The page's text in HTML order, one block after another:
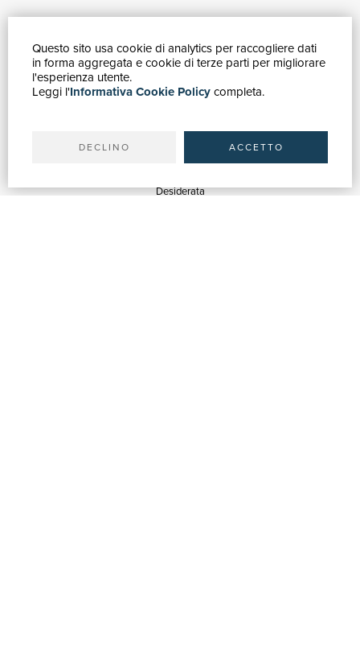
Questo sito usa cookie di analytics per raccogliere dati
in forma aggregata e cookie di terze parti per migliorare
l'esperienza utente.
Leggi l'Informativa Cookie Policycompleta.
DECLINO ACCETTO
GUIDA ACQUISTI
Catalogo
Ricerca avanzata
Spedizioni
Desiderata